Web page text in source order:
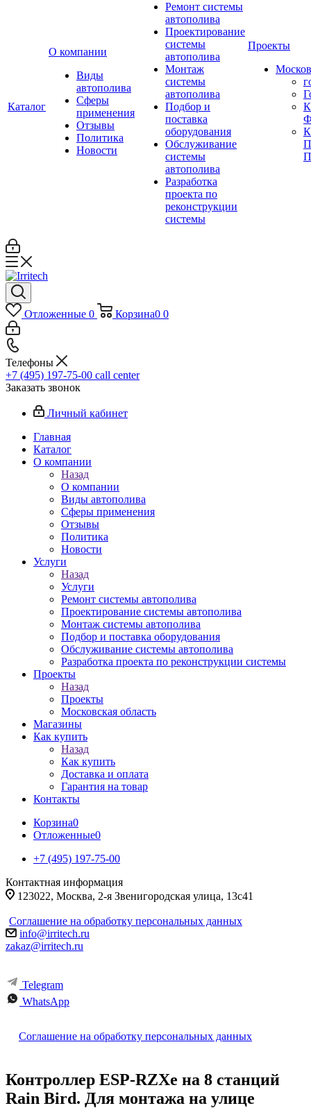
Каталог
О компании
Виды
автополива
Сферы
применения
Отзывы
Политика
Новости
Ремонт системы
автополива
Проектирование
системы
автополива
Монтаж
системы
автополива
Подбор и
поставка
оборудования
Обслуживание
системы
автополива
Разработка
проекта по
реконструкции
системы
Проекты
Отложенные 0 Корзина0 0
Телефоны
+7 (495) 197-75-00 call center
Заказать звонок
Личный кабинет
Главная
Каталог
О компании
Назад
О компании
Виды автополива
Сферы применения
Отзывы
Политика
Новости
Услуги
Назад
Услуги
Ремонт системы автополива
Проектирование системы автополива
Монтаж системы автополива
Подбор и поставка оборудования
Обслуживание системы автополива
Разработка проекта по реконструкции системы
Проекты
Назад
Проекты
Московская область
Магазины
Как купить
Назад
Как купить
Доставка и оплата
Гарантия на товар
Контакты
Корзина0
Отложенные0
+7 (495) 197-75-00
Контактная информация
123022, Москва, 2-я Звенигородская улица, 13с41
Соглашение на обработку персональных данных
info@irritech.ru
zakaz@irritech.ru
Telegram
WhatsApp
Соглашение на обработку персональных данных
Контроллер ESP-RZXe на 8 станций
Rain Bird. Для монтажа на улице